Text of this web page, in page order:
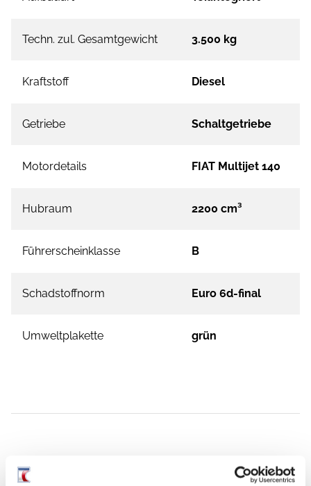
Techn. zul. Gesamtgewicht 3.500 kg
Kraftstoff Diesel
Getriebe Schaltgetriebe
Motordetails FIAT Multijet 140
Hubraum 2200 cm³
Führerscheinklasse B
Schadstoffnorm Euro 6d-final
Umweltplakette grün
Ausstattung